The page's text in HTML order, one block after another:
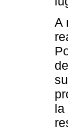
A
la